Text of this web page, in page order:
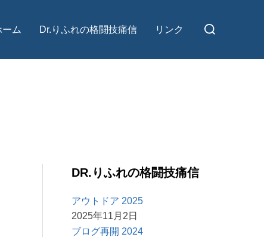
ーム Dr.りふれの格闘技痛信 リンク
検
DR.りふれの格闘技痛信
アウトドア 2025
2025年11月2日
ブログ再開 2024